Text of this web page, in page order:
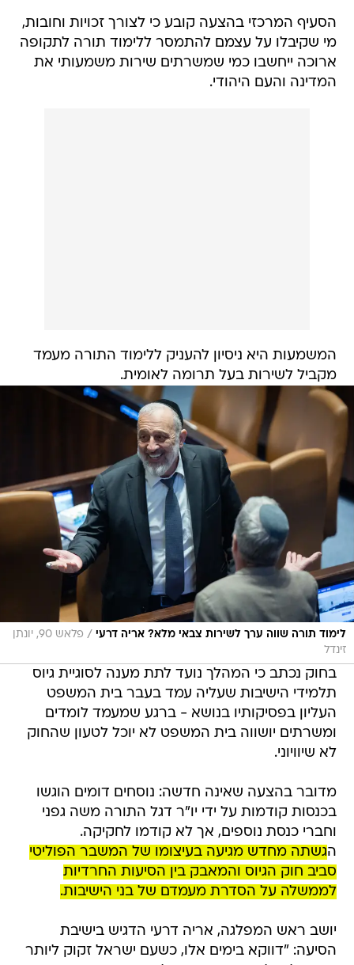
הסעיף המרכזי בהצעה קובע כי לצורך זכויות וחובות,
מי שקיבלו על עצמם להתמסר ללימוד תורה לתקופה
ארוכה ייחשבו כמי שמשרתים שירות משמעותי את
המדינה והעם היהודי.
המשמעות היא ניסיון להעניק ללימוד התורה מעמד
מקביל לשירות בעל תרומה לאומית.
לימוד תורה שווה ערך לשירות צבאי מלא? אריה דרעי /
פלאש 90, יונתן
זינדל
בחוק נכתב כי המהלך נועד לתת מענה לסוגיית גיוס
תלמידי הישיבות שעליה עמד בעבר בית המשפט
העליון בפסיקותיו בנושא - ברגע שמעמד לומדים
ומשרתים יושווה בית המשפט לא יוכל לטעון שהחוק
לא שיוויוני.
מדובר בהצעה שאינה חדשה: נוסחים דומים הוגשו
בכנסות קודמות על ידי יו"ר דגל התורה משה גפני
וחברי כנסת נוספים, אך לא קודמו לחקיקה.
הגשתה מחדש מגיעה בעיצומו של המשבר הפוליטי
סביב חוק הגיוס והמאבק בין הסיעות החרדיות
לממשלה על הסדרת מעמדם של בני הישיבות.
יושב ראש המפלגה, אריה דרעי הדגיש בישיבת
הסיעה: "דווקא בימים אלו, כשעם ישראל זקוק ליותר